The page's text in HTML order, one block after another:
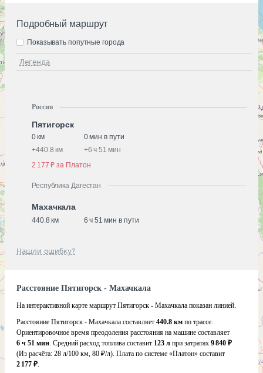
Подробный маршрут
Легенда
Показывать попутные города
Россия
Пятигорск
0 км
0 мин в пути
+440.8 км +6 ч 51 мин
2 177 ₽ за Платон
Республика Дагестан
Махачкала
440.8 км 6 ч 51 мин в пути
Нашли ошибку?
Расстояние Пятигорск - Махачкала
На интерактивной карте маршрут Пятигорск - Махачкала показан линией.
Расстояние Пятигорск - Махачкала составляет 440.8 км по трассе.
Ориентировочное время преодоления расстояния на машине составляет
6 ч 51 мин. Средний расход топлива составит 123 л при затратах 9 840 ₽
(Из расчёта: 28 л/100 км, 80 ₽/л). Плата по системе «Платон» составит
2 177 ₽.